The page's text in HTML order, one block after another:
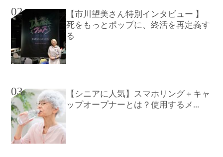
02
【市川望美さん特別インタビュー 】
死をもっとポップに、終活を再定義す
る
03
【シニアに人気】スマホリング＋キャ
ップオープナーとは？使用するメ...